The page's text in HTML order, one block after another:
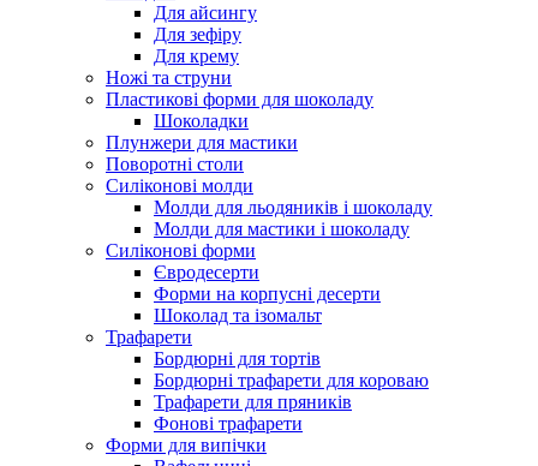
Для айсингу
Для зефіру
Для крему
Ножі та струни
Пластикові форми для шоколаду
Шоколадки
Плунжери для мастики
Поворотні столи
Силіконові молди
Молди для льодяників і шоколаду
Молди для мастики і шоколаду
Силіконові форми
Євродесерти
Форми на корпусні десерти
Шоколад та ізомальт
Трафарети
Бордюрні для тортів
Бордюрні трафарети для короваю
Трафарети для пряників
Фонові трафарети
Форми для випічки